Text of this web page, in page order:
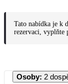
Tato nabídka je k
rezervaci, vyplňte
Osoby: 2